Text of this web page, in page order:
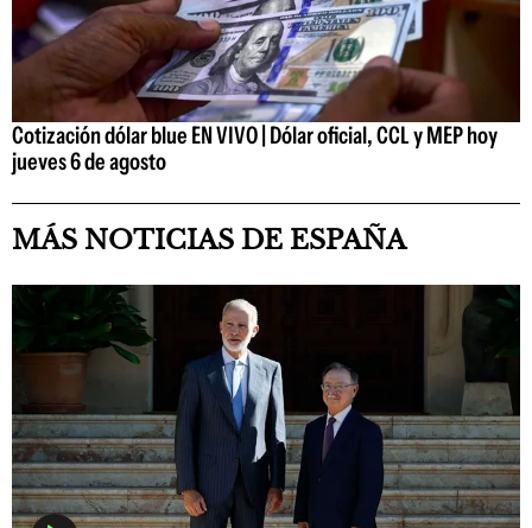
Cotización dólar blue EN VIVO | Dólar oficial, CCL y MEP hoy
jueves 6 de agosto
MÁS NOTICIAS DE ESPAÑA